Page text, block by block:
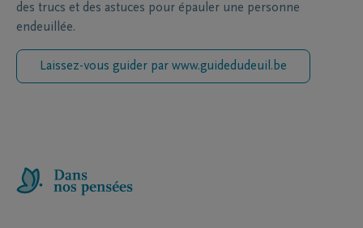
des trucs et des astuces pour épauler une personne
endeuillée.
Laissez-vous guider par www.guidedudeuil.be